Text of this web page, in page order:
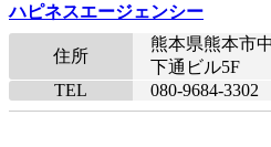
ハピネスエージェンシー
住所
熊本県熊本市
下通ビル5F
TEL
080-9684-3302​